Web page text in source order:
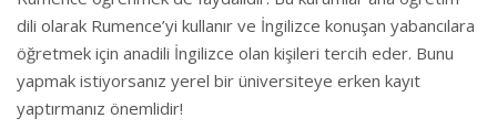
dili olarak Rumence’yi kullanır ve İngilizce konuşan yabancılara
öğretmek için anadili İngilizce olan kişileri tercih eder. Bunu
yapmak istiyorsanız yerel bir üniversiteye erken kayıt
yaptırmanız önemlidir!